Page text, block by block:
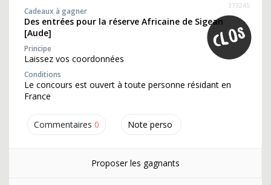
Commentaires 0 Note perso
373245
Cadeaux à gagner
Des entrées pour la réserve Africaine de Sigean
[Aude]
Principe
Laissez vos coordonnées
Conditions
Le concours est ouvert à toute personne résidant en
France
Proposer les gagnants